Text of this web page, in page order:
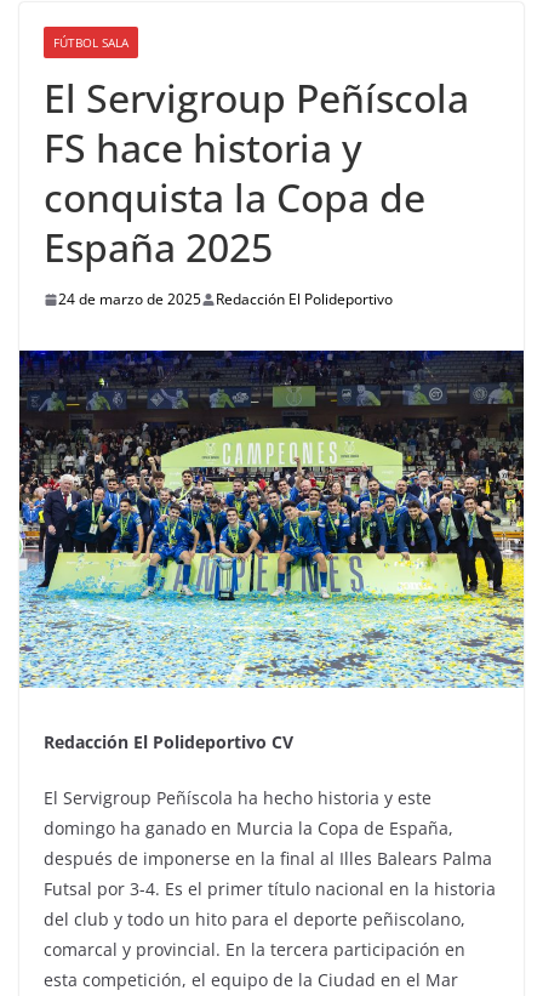
FÚTBOL SALA
El Servigroup Peñíscola
FS hace historia y
conquista la Copa de
España 2025
24 de marzo de 2025 Redacción El Polideportivo
Redacción El Polideportivo CV
El Servigroup Peñíscola ha hecho historia y este
domingo ha ganado en Murcia la Copa de España,
después de imponerse en la final al Illes Balears Palma
Futsal por 3-4. Es el primer título nacional en la historia
del club y todo un hito para el deporte peñiscolano,
comarcal y provincial. En la tercera participación en
esta competición, el equipo de la Ciudad en el Mar